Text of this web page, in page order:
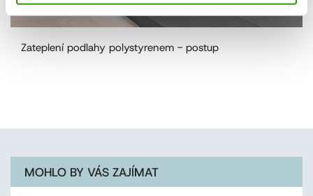
Zateplení podlahy polystyrenem - postup
MOHLO BY VÁS ZAJÍMAT